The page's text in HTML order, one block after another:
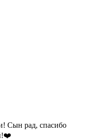
Сын рад, спасибо